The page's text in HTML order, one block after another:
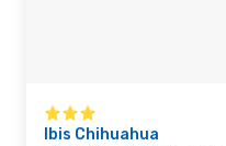
Ibis Chihuahua